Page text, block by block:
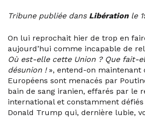
Tribune publiée dans Libération le
On lui reprochait hier de trop en
aujourd’hui comme incapable de
Où est-elle cette Union ? Que fait-
désunion !», entend-on maintenant
Européens sont menacés par
bain de sang iranien, effarés par le
international et constamment
Donald Trump qui, dernière lubie,